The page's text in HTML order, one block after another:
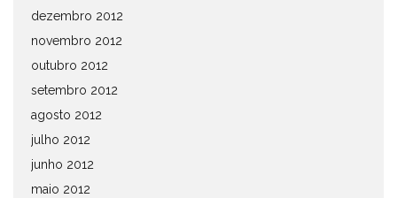
dezembro 2012
novembro 2012
outubro 2012
setembro 2012
agosto 2012
julho 2012
junho 2012
maio 2012